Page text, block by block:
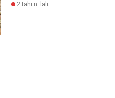
2 tahun lalu